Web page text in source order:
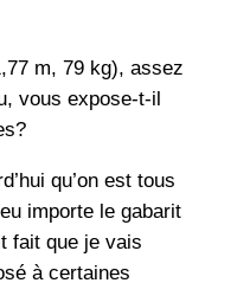
m, 79 kg), assez
vous expose-t-il
qu’on est tous
importe le gabarit
fait que je vais
à certaines